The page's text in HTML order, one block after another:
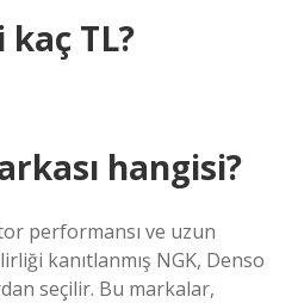
TL?
hangisi?
performansı ve uzun
kanıtlanmış NGK, Denso
seçilir. Bu markalar,